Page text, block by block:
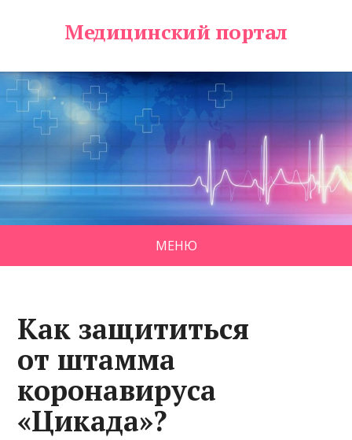
Медицинский портал
МЕНЮ
Как защититься
от штамма
коронавируса
«Цикада»?